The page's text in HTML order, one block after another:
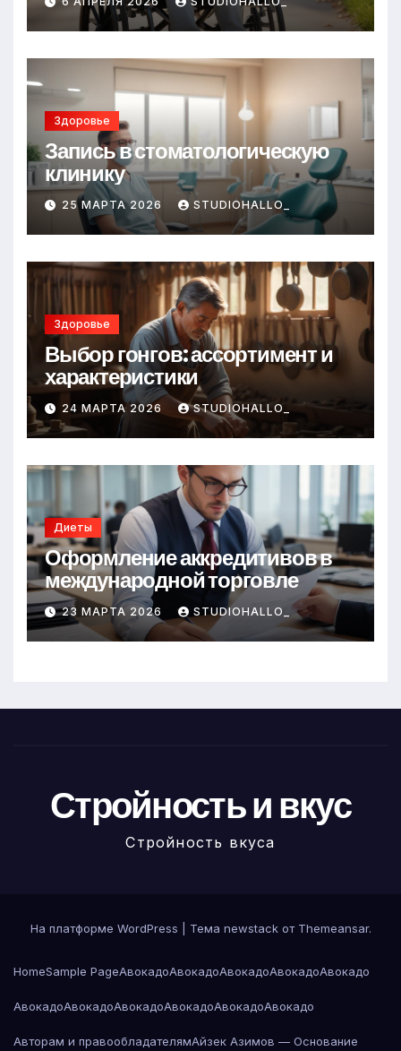
Здоровье
Запись в стоматологическую
клинику
25 МАРТА 2026 STUDIOHALLO_
Здоровье
Выбор гонгов: ассортимент и
характеристики
24 МАРТА 2026 STUDIOHALLO_
Диеты
Оформление аккредитивов в
международной торговле
23 МАРТА 2026 STUDIOHALLO_
Стройность и вкус
Стройность вкуса
На платформе WordPress Тема newstack от Themeansar.
HomeSample PageАвокадоАвокадоАвокадоАвокадоАвокадо
АвокадоАвокадоАвокадоАвокадоАвокадоАвокадо
Авторам и правообладателямАйзек Азимов — Основание